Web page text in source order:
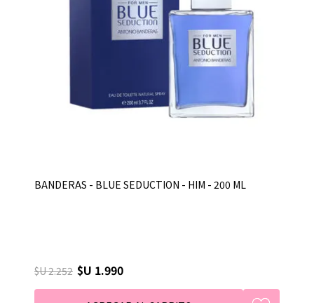
BANDERAS - BLUE SEDUCTION - HIM - 200 ML
$U 2.252 $U 1.990